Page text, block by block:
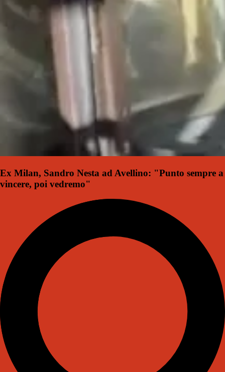
Ex Milan, Sandro Nesta ad Avellino: "Punto sempre a
vincere, poi vedremo"